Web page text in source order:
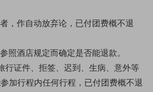
，作自动放弃论，已付团费概不退
照酒店规定而确定是否能退款。
行证件、拒签、迟到、生病、意外等
加行程内任何行程，已付团费概不退